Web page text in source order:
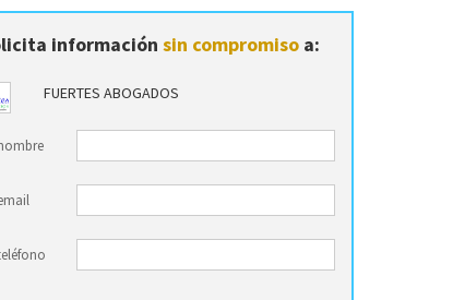
información sin compromiso a:
FUERTES ABOGADOS